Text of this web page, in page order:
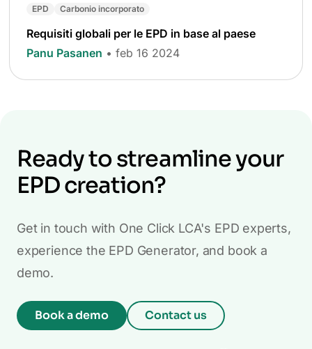
EPD Carbonio incorporato
Requisiti globali per le EPD in base al paese
Panu Pasanen • feb 16 2024
Ready to streamline your
EPD creation?
Get in touch with One Click LCA's EPD experts,
experience the EPD Generator, and book a
demo.
Book a demo Contact us